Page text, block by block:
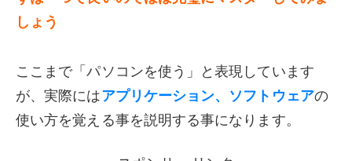
しょう
ここまで「パソコンを使う」と表現しています
が、実際にはアプリケーション、ソフトウェアの
使い方を覚える事を説明する事になります。